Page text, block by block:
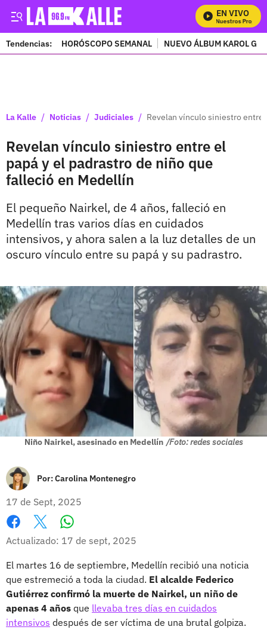
EN VIVO
Mira Todos Nuestros
Tendencias: HORÓSCOPO SEMANAL NUEVO ÁLBUM KAROL G
La Kalle / Noticias / Judiciales / Revelan vínculo siniestro entre
Revelan vínculo siniestro entre el
papá y el padrastro de niño que
falleció en Medellín
El pequeño Nairkel, de 4 años, falleció en
Medellín tras varios días en cuidados
intensivos, y ahora salen a la luz detalles de un
oscuro vínculo entre su papá y su padrastro.
Niño Nairkel, asesinado en Medellín /Foto: redes sociales
Por:Carolina Montenegro
17 de Sept, 2025
Facebook
X
Actualizado: 17 de sept, 2025
El martes 16 de septiembre, Medellín recibió una noticia
que estremeció a toda la ciudad. El alcalde Federico
Gutiérrez confirmó la muerte de Nairkel, un niño de
apenas 4 años que llevaba tres días en cuidados
intensivos después de ser víctima de una brutal golpiza.